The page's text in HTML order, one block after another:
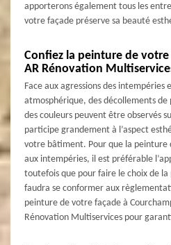
apporterons également tous les
votre façade préserve sa beauté
Confiez la peinture de votre
AR Rénovation
Face aux agressions des intempéries
atmosphérique, des décollements
des couleurs peuvent être observés
participe grandement à l’aspect
votre bâtiment. Pour que la peinture
aux intempéries, il est préférable
toutefois que pour faire le choix de la
faudra se conformer aux
peinture de votre façade à
Rénovation Multiservices pour